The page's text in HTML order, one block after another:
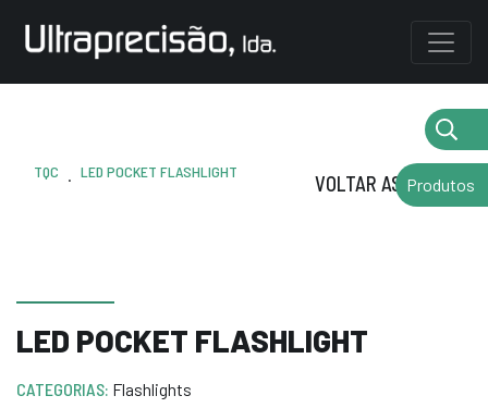
TQC . LED POCKET FLASHLIGHT VOLTAR AS MARCAS
LED POCKET FLASHLIGHT
CATEGORIAS: Flashlights
Produtos